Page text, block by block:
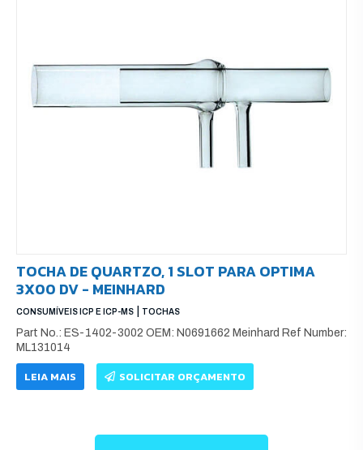
TOCHA DE QUARTZO, 1 SLOT PARA OPTIMA
3X00 DV - MEINHARD
CONSUMÍVEIS ICP E ICP-MS TOCHAS
Part No.: ES-1402-3002 OEM: N0691662 Meinhard Ref Number:
ML131014
LEIA MAIS SOLICITAR ORÇAMENTO